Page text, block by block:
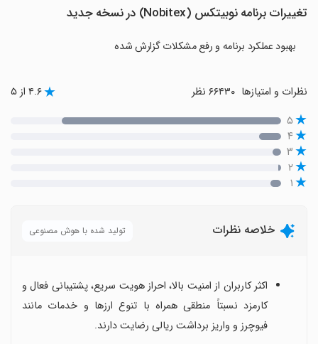
تغییرات برنامه نوبیتکس (Nobitex) در نسخه جدید
بهبود عملکرد برنامه و رفع مشکلات گزارش شده
نظرات و امتیازها ۴.۶ از ۵
۵
۴
۳
۲
۱
خلاصه نظرات تولید شده با هوش مصنوعی
اکثر کاربران از امنیت بالا، احراز هویت سریع، پشتیبانی فعال و
کارمزد نسبتاً منطقی همراه با تنوع ارزها و خدمات مانند
فیوچرز و واریز برداشت ریالی رضایت دارند.